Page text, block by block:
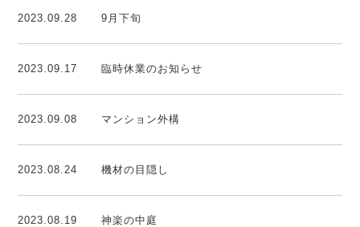
2023.09.28 9月下旬
2023.09.17 臨時休業のお知らせ
2023.09.08 マンション外構
2023.08.24 機材の目隠し
2023.08.19 神楽の中庭